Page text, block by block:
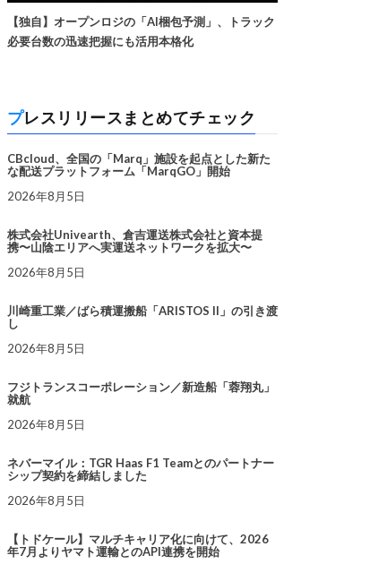
【独自】オープンロジの「AI梱包予測」、トラック
必要台数の迅速把握にも活用本格化
プレスリリースまとめてチェック
CBcloud、全国の「Marq」施設を起点とした新た
な配送プラットフォーム「MarqGO」開始
2026年8月5日
株式会社Univearth、倉吉運送株式会社と資本提
携〜山陰エリアへ実運送ネットワークを拡大〜
2026年8月5日
川崎重工業／ばら積運搬船「ARISTOS II」の引き渡
し
2026年8月5日
フジトランスコーポレーション／新造船「蓉翔丸」
就航
2026年8月5日
ネバーマイル：TGR Haas F1 Teamとのパートナー
シップ契約を締結しました
2026年8月5日
【トドケール】マルチキャリア化に向けて、2026
年7月よりヤマト運輸とのAPI連携を開始